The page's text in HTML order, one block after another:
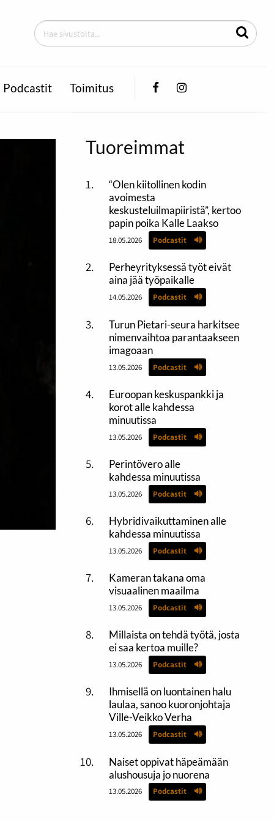
Podcastit Toimitus FacebookInstagram
Tuoreimmat
“Olen kiitollinen kodin
avoimesta
keskusteluilmapiiristä”, kertoo
papin poika Kalle Laakso
18.05.2026 Podcastit
Perheyrityksessä työt eivät
aina jää työpaikalle
14.05.2026 Podcastit
Turun Pietari-seura harkitsee
nimenvaihtoa parantaakseen
imagoaan
13.05.2026 Podcastit
Euroopan keskuspankki ja
korot alle kahdessa
minuutissa
13.05.2026 Podcastit
Perintövero alle
kahdessa minuutissa
13.05.2026 Podcastit
Hybridivaikuttaminen alle
kahdessa minuutissa
13.05.2026 Podcastit
Kameran takana oma
visuaalinen maailma
13.05.2026 Podcastit
Millaista on tehdä työtä, josta
ei saa kertoa muille?
13.05.2026 Podcastit
Ihmisellä on luontainen halu
laulaa, sanoo kuoronjohtaja
Ville-Veikko Verha
13.05.2026 Podcastit
Naiset oppivat häpeämään
alushousuja jo nuorena
13.05.2026 Podcastit